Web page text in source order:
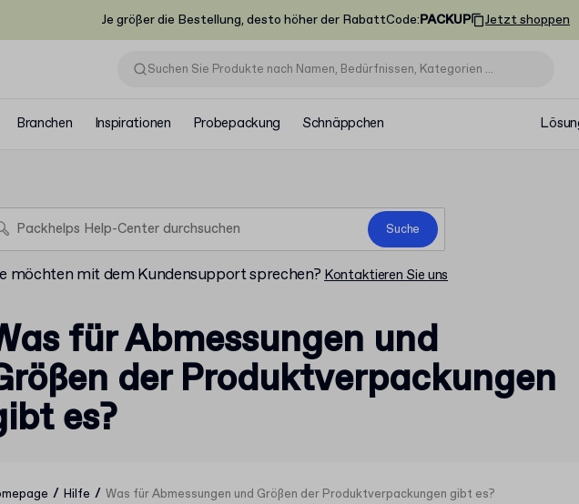
Je größer die Bestellung, desto höher der RabattCode:PACKUP Jetzt shoppen
Branchen Inspirationen Probepackung Schnäppchen
Suche
möchten mit dem Kundensupport sprechen? Kontaktieren Sie uns
für Abmessungen und
der Produktverpackungen
es?
/ Hilfe / Was für Abmessungen und Größen der Produktverpackungen gibt es?